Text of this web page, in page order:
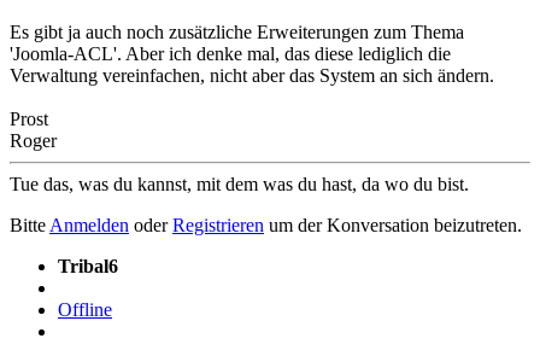
Es gibt ja auch noch zusätzliche Erweiterungen zum Thema
'Joomla-ACL'. Aber ich denke mal, das diese lediglich die
Verwaltung vereinfachen, nicht aber das System an sich ändern.
Prost
Roger
Tue das, was du kannst, mit dem was du hast, da wo du bist.
Bitte Anmelden oderRegistrieren um der Konversation beizutreten.
Tribal6
Offline